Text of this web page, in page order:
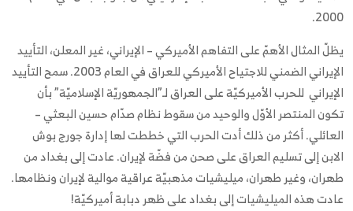
2000.
يظلّ المثال الأهمّ على التفاهم الأميركي – الإيراني، غير المعلن، التأييد
الإيراني الضمني للاجتياح الأميركي للعراق في العام 2003. سمح التأييد
الإيراني للحرب الأميركيّة على العراق لـ”الجمهوريّة الإسلاميّة” بأن
تكون المنتصر الأوّل والوحيد من سقوط نظام صدّام حسين البعثي –
العائلي. أكثر من ذلك أدت الحرب التي خططت لها إدارة جورج بوش
الابن إلى تسليم العراق على صحن من فضّة لإيران. عادت إلى بغداد من
طهران، وغير طهران، ميليشيات مذهبيّة عراقية موالية لإيران ونظامها.
عادت هذه الميليشيات إلى بغداد على ظهر دبابة أميركيّة!